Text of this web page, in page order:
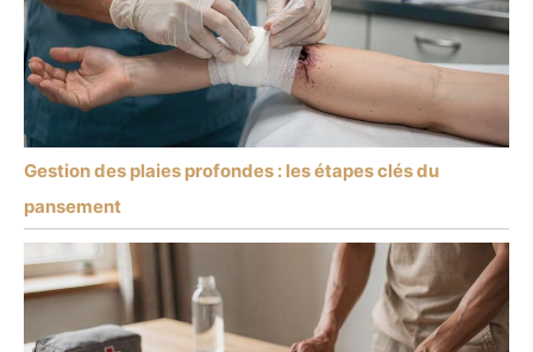
Gestion des plaies profondes : les étapes clés du
pansement